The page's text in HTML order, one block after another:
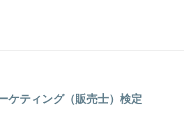
ケティング（販売士）検定